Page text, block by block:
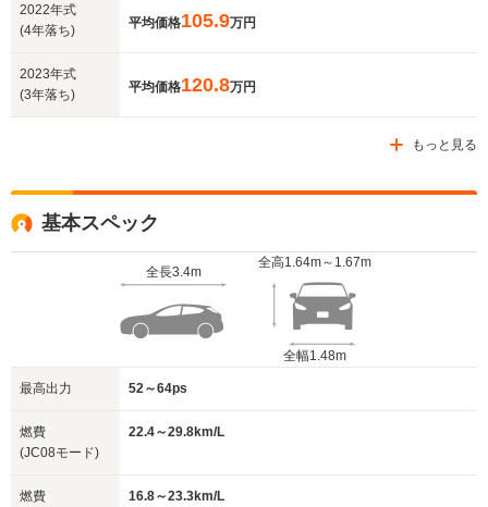
2022年式
(4年落ち)
平均価格105.9万円
2023年式
(3年落ち)
平均価格120.8万円
もっと見る
基本スペック
全長3.4m
全高1.64m～1.67m
全幅1.48m
最高出力 52～64ps
燃費
(JC08モード)
22.4～29.8km/L
燃費
16.8～23.3km/L